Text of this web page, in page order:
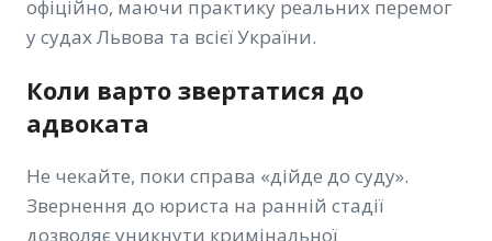
офіційно, маючи практику реальних перемог
у судах Львова та всієї України.
Коли варто звертатися до
адвоката
Не чекайте, поки справа «дійде до суду».
Звернення до юриста на ранній стадії
дозволяє уникнути кримінальної